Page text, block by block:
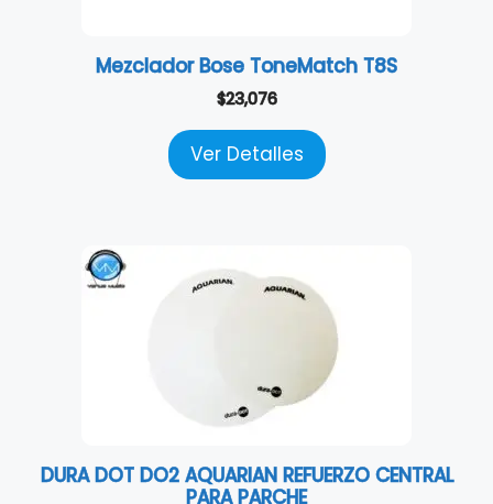
Mezclador Bose ToneMatch T8S
$23,076
Ver Detalles
DURA DOT DO2 AQUARIAN REFUERZO CENTRAL
PARA PARCHE